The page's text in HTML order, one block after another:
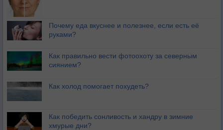
Почему еда вкуснее и полезнее, если есть её
руками?
Как правильно вести фотоохоту за северным
сиянием?
Как холод помогает похудеть?
Как победить сонливость и хандру в зимние
хмурые дни?